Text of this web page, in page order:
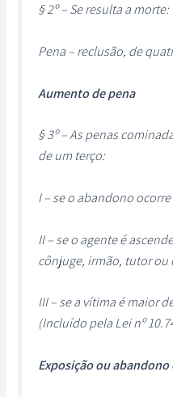
§ 2º – Se resulta a morte:
Pena – reclusão, de
Aumento de pena
§ 3º – As penas
de um terço:
I – se o abandono
II – se o agente é
cônjuge, irmão, tutor ou
III – se a vítima é maior
(Incluído pela Lei nº
Exposição ou